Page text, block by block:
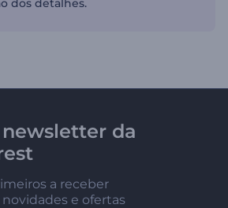
dos detalhes.
newsletter da
a receber
e ofertas